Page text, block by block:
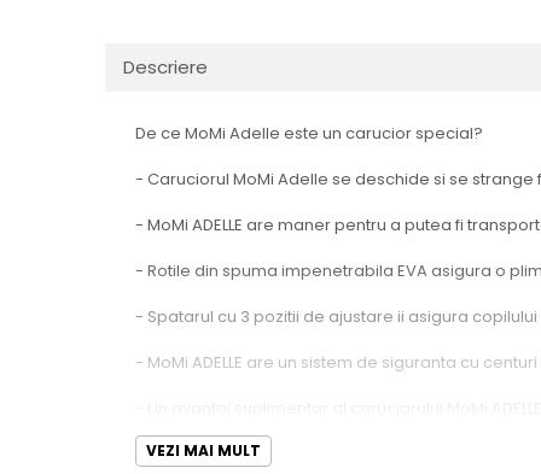
Descriere
De ce MoMi Adelle este un carucior special?
- Caruciorul MoMi Adelle se deschide si se
- MoMi ADELLE are maner pentru a putea fi
- Rotile din spuma impenetrabila EVA asigura o
- Spatarul cu 3 pozitii de ajustare ii asigura
- MoMi ADELLE are un sistem de siguranta cu
spatele catre parinte.
VEZI MAI MULT